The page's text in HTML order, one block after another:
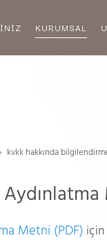
KURUMSAL
kvkk hakkinda
Metni (PDF) için